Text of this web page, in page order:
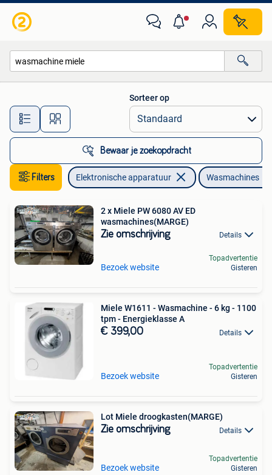
Alle afstanden…
Sorteer op
Bewaar je zoekopdracht
Filters Elektronische apparatuur Wasmachines
2 x Miele PW 6080 AV ED
wasmachines(MARGE)
Zie omschrijving Details
Bezoek website
Topadvertentie
Gisteren
Miele W1611 - Wasmachine - 6 kg - 1100
tpm - Energieklasse A
€ 399,00 Details
Bezoek website
Topadvertentie
Gisteren
Lot Miele droogkasten(MARGE)
Zie omschrijving Details
Bezoek website
Topadvertentie
Gisteren